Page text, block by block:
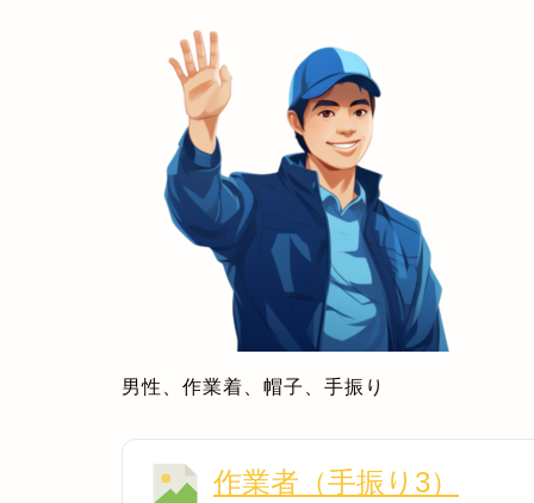
男性、作業着、帽子、手振り
作業者（手振り3）